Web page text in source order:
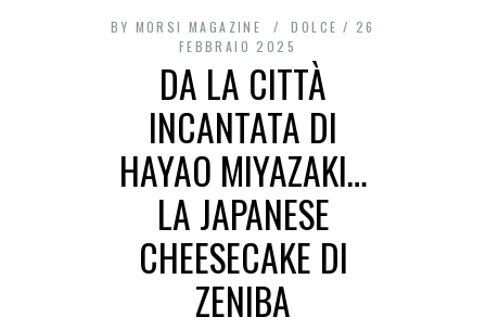
BY MORSI MAGAZINE DOLCE
26
FEBBRAIO 2025
DA LA CITTÀ
INCANTATA DI
HAYAO MIYAZAKI…
LA JAPANESE
CHEESECAKE DI
ZENIBA